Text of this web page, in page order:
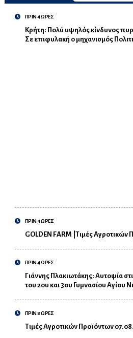
ΠΡΙΝ 4 ΩΡΕΣ
Κρήτη: Πολύ υψηλός κίνδυνος
Σε επιφυλακή ο μηχανισμός
ΠΡΙΝ 4 ΩΡΕΣ
GOLDEN FARM |Τιμές Αγροτικών
ΠΡΙΝ 4 ΩΡΕΣ
Γιάννης Πλακιωτάκης: Αυτοψία
του 2ου και 3ου Γυμνασίου Αγίου
ΠΡΙΝ 8 ΩΡΕΣ
Τιμές Αγροτικών Προϊόντων